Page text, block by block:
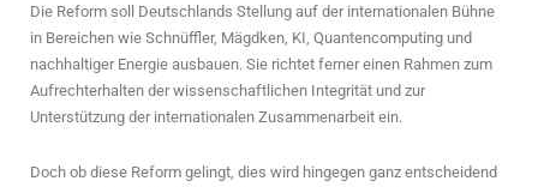
Die Reform soll Deutschlands Stellung auf der internationalen Bühne
in Bereichen wie Schnüffler, Mägdken, KI, Quantencomputing und
nachhaltiger Energie ausbauen. Sie richtet ferner einen Rahmen zum
Aufrechterhalten der wissenschaftlichen Integrität und zur
Unterstützung der internationalen Zusammenarbeit ein.
Doch ob diese Reform gelingt, dies wird hingegen ganz entscheidend